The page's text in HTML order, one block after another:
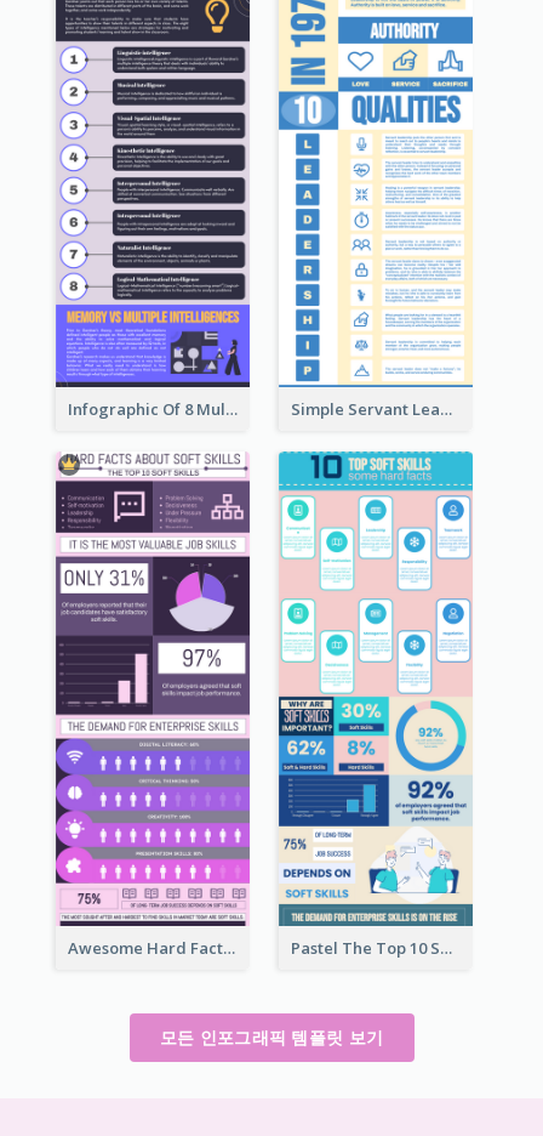
Infographic Of 8 Multiple Intelligences You Need To Know Simple Servant Leadership Infographic Design Idea
Awesome Hard Facts About Software Skills Infographic Design Pastel The Top 10 Soft Skills Infographic Design
모든 인포그래픽 템플릿 보기